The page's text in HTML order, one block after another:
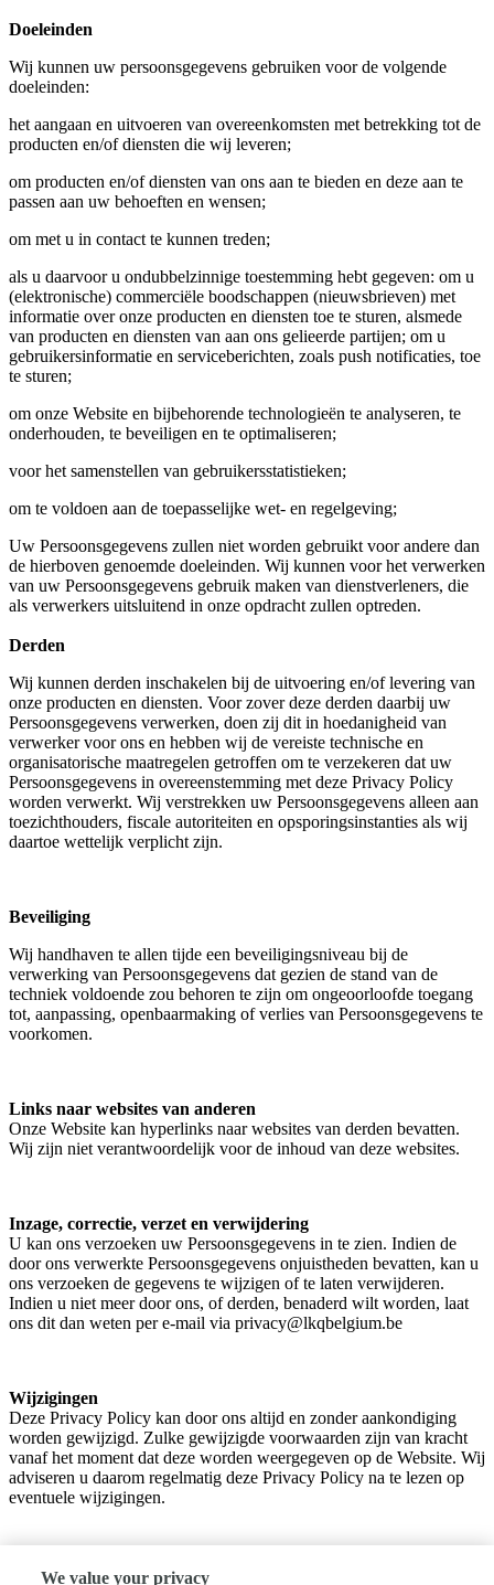
Doeleinden
Wij kunnen uw persoonsgegevens gebruiken voor de volgende
doeleinden:
het aangaan en uitvoeren van overeenkomsten met betrekking tot de
producten en/of diensten die wij leveren;
om producten en/of diensten van ons aan te bieden en deze aan te
passen aan uw behoeften en wensen;
om met u in contact te kunnen treden;
als u daarvoor u ondubbelzinnige toestemming hebt gegeven: om u
(elektronische) commerciële boodschappen (nieuwsbrieven) met
informatie over onze producten en diensten toe te sturen, alsmede
van producten en diensten van aan ons gelieerde partijen; om u
gebruikersinformatie en serviceberichten, zoals push notificaties, toe
te sturen;
om onze Website en bijbehorende technologieën te analyseren, te
onderhouden, te beveiligen en te optimaliseren;
voor het samenstellen van gebruikersstatistieken;
om te voldoen aan de toepasselijke wet- en regelgeving;
Uw Persoonsgegevens zullen niet worden gebruikt voor andere dan
de hierboven genoemde doeleinden. Wij kunnen voor het verwerken
van uw Persoonsgegevens gebruik maken van dienstverleners, die
als verwerkers uitsluitend in onze opdracht zullen optreden.
Derden
Wij kunnen derden inschakelen bij de uitvoering en/of levering van
onze producten en diensten. Voor zover deze derden daarbij uw
Persoonsgegevens verwerken, doen zij dit in hoedanigheid van
verwerker voor ons en hebben wij de vereiste technische en
organisatorische maatregelen getroffen om te verzekeren dat uw
Persoonsgegevens in overeenstemming met deze Privacy Policy
worden verwerkt. Wij verstrekken uw Persoonsgegevens alleen aan
toezichthouders, fiscale autoriteiten en opsporingsinstanties als wij
daartoe wettelijk verplicht zijn.
Beveiliging
Wij handhaven te allen tijde een beveiligingsniveau bij de
verwerking van Persoonsgegevens dat gezien de stand van de
techniek voldoende zou behoren te zijn om ongeoorloofde toegang
tot, aanpassing, openbaarmaking of verlies van Persoonsgegevens te
voorkomen.
Links naar websites van anderen
Onze Website kan hyperlinks naar websites van derden bevatten.
Wij zijn niet verantwoordelijk voor de inhoud van deze websites.
Inzage, correctie, verzet en verwijdering
U kan ons verzoeken uw Persoonsgegevens in te zien. Indien de
door ons verwerkte Persoonsgegevens onjuistheden bevatten, kan u
ons verzoeken de gegevens te wijzigen of te laten verwijderen.
Indien u niet meer door ons, of derden, benaderd wilt worden, laat
ons dit dan weten per e-mail via privacy@lkqbelgium.be
Wijzigingen
Deze Privacy Policy kan door ons altijd en zonder aankondiging
worden gewijzigd. Zulke gewijzigde voorwaarden zijn van kracht
vanaf het moment dat deze worden weergegeven op de Website. Wij
adviseren u daarom regelmatig deze Privacy Policy na te lezen op
eventuele wijzigingen.
We value your privacy